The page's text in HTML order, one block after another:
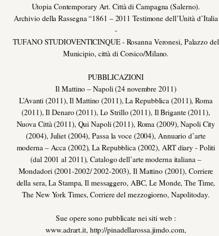
Utopia Contemporary Art. Città di Campagna (Salerno).
Archivio della Rassegna “1861 – 2011 Testimone dell’Unità d’Italia
-
TUFANO STUDIOVENTICINQUE - Rosanna Veronesi, Palazzo del
Municipio, città di Corsico/Milano.
PUBBLICAZIONI
Il Mattino – Napoli (24 novembre 2011)
L’Avanti (2011), Il Mattino (2011), La Repubblica (2011), Roma
(2011), Il Denaro (2011), Lo Strillo (2011), Il Brigante (2011),
Nuova Città (2011), Qui Napoli (2011), Roma (2009), Napoli City
(2004), Juliet (2004), Passa la voce (2004), Annuario d’arte
moderna – Acca (2002), La Repubblica (2002), ART diary - Politi
(dal 2001 al 2011), Catalogo dell’arte moderna italiana –
Mondadori (2001-2002/ 2002-2003), Il Mattino (2001), Corriere
della sera, La Stampa, Il messaggero, ABC, Le Monde, The Time,
The New York Times, Corriere del mezzogiorno, Napolitoday.
Sue opere sono pubblicate nei siti web :
www.adrart.it, http://pinadellarossa.jimdo.com,